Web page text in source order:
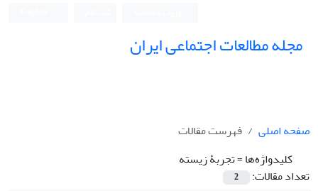
مجله مطالعات اجتماعی ایران
صفحه اصلی
فهرست مقالات
کلیدواژه‌ها =تجربۀ زیسته
تعداد مقالات:
2